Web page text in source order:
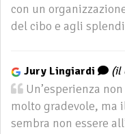
con un
del cibo e agli
Jury Lingiardi (il
Un’esperienza
molto gradevole, ma
sembra non essere